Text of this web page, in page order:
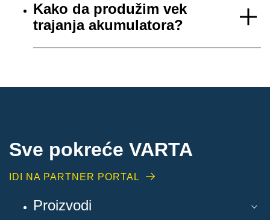
Kako da produžim vek
trajanja akumulatora?
Sve pokreće VARTA
IDI NA PARTNER PORTAL
Proizvodi